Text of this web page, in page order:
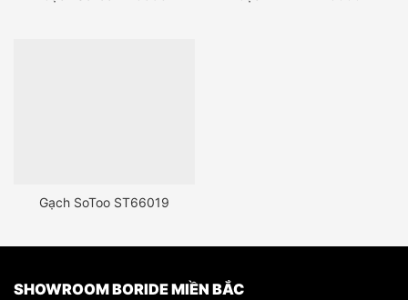
Gạch SoToo ST66019
SHOWROOM BORIDE MIỀN BẮC